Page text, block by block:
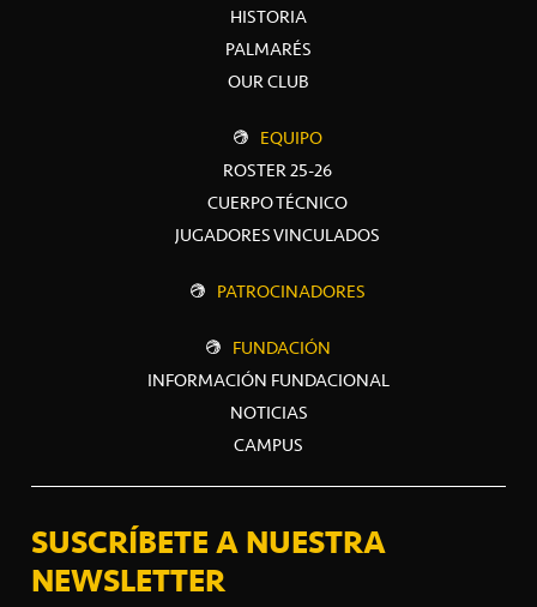
HISTORIA
PALMARÉS
OUR CLUB
EQUIPO
ROSTER 25-26
CUERPO TÉCNICO
JUGADORES VINCULADOS
PATROCINADORES
FUNDACIÓN
INFORMACIÓN FUNDACIONAL
NOTICIAS
CAMPUS
SUSCRÍBETE A NUESTRA
NEWSLETTER